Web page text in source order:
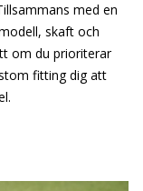
med en
skaft och
om du prioriterar
fitting dig att